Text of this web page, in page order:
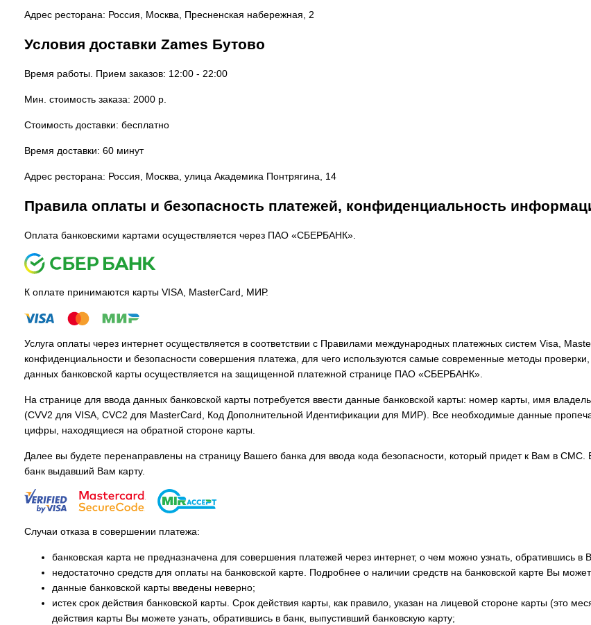
Адрес ресторана: Россия, Москва, Пресненская набережная, 2
Условия доставки Zames Бутово
Время работы. Прием заказов: 12:00 - 22:00
Мин. стоимость заказа: 2000 р.
Стоимость доставки: бесплатно
Время доставки: 60 минут
Адрес ресторана: Россия, Москва, улица Академика Понтрягина, 14
Правила оплаты и безопасность платежей, конфиденциальность
Оплата банковскими картами осуществляется через ПАО «СБЕРБАНК».
К оплате принимаются карты VISA, MasterCard, МИР.
Услуга оплаты через интернет осуществляется в соответствии с Правилами международных платежных систем Visa,
конфиденциальности и безопасности совершения платежа, для чего используются самые современные методы
данных банковской карты осуществляется на защищенной платежной странице ПАО «СБЕРБАНК».
На странице для ввода данных банковской карты потребуется ввести данные банковской карты: номер карты, имя
(CVV2 для VISA, CVC2 для MasterCard, Код Дополнительной Идентификации для МИР). Все необходимые данные
цифры, находящиеся на обратной стороне карты.
Далее вы будете перенаправлены на страницу Вашего банка для ввода кода безопасности, который придет к Вам в СМС.
банк выдавший Вам карту.
Случаи отказа в совершении платежа:
банковская карта не предназначена для совершения платежей через интернет, о чем можно узнать, обратившись в
недостаточно средств для оплаты на банковской карте. Подробнее о наличии средств на банковской карте Вы
данные банковской карты введены неверно;
истек срок действия банковской карты. Срок действия карты, как правило, указан на лицевой стороне карты (это
действия карты Вы можете узнать, обратившись в банк, выпустивший банковскую карту;